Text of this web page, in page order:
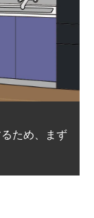
⼊⼝がない